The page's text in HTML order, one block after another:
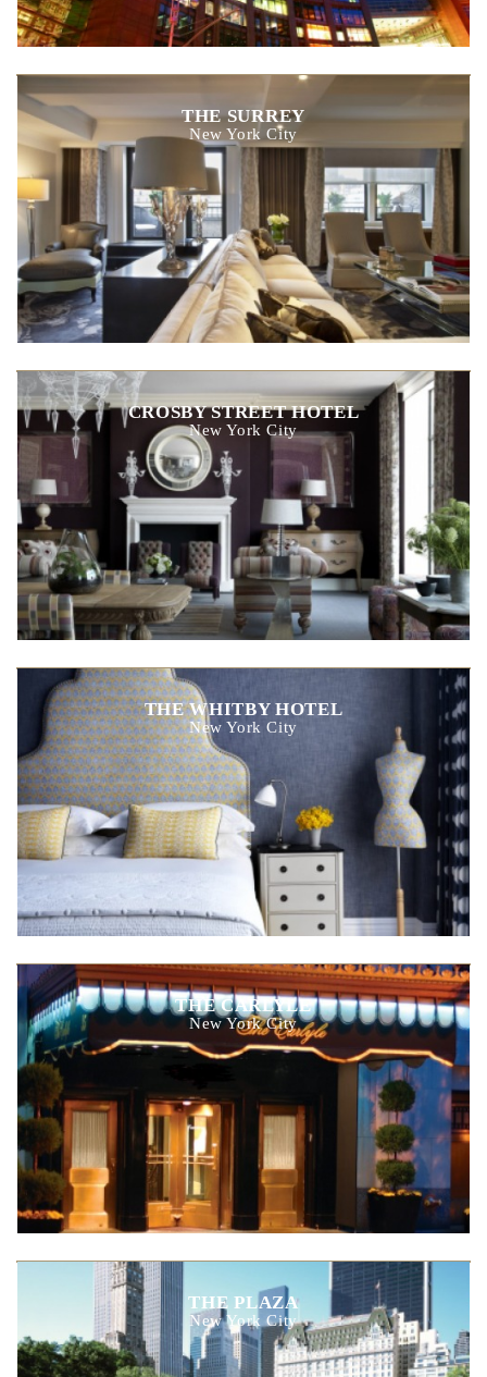
THE SURREY
New York City
CROSBY STREET HOTEL
New York City
THE WHITBY HOTEL
New York City
THE CARLYLE
New York City
THE PLAZA
New York City